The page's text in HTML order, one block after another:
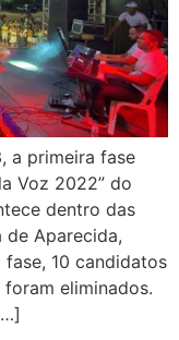
a primeira fase
Voz 2022” do
dentro das
de Aparecida,
10 candidatos
eliminados.